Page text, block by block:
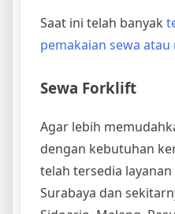
Saat ini telah banyak
pemakaian sewa atau
Sewa Forklift
Agar lebih
dengan kebutuhan
telah tersedia
Surabaya dan